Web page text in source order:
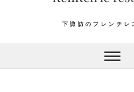
下諏訪のフレンチレ